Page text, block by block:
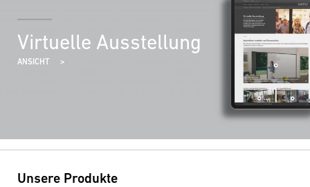
Virtuelle Ausstellung
ANSICHT
Unsere Produkte
Ich stimme der Weiterleitung meiner personenbezogenen
Daten in den obigen Formularfeldern an den
nächstgelegenen Centor Händler oder an einen
zuständigen Centor Mitarbeiter zu, welcher mich in
Bezug auf das Anliegen meiner Anfrage kontaktieren
wird.
Die Nutzung Ihrer personenbezogenen Daten entspricht